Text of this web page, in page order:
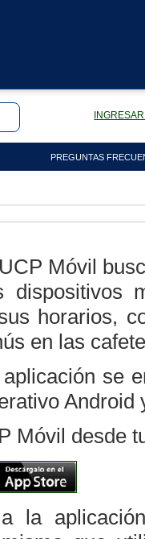
PREGUNTAS
Móvil
dispositivos
horarios,
en las
se
Móvil desde
la